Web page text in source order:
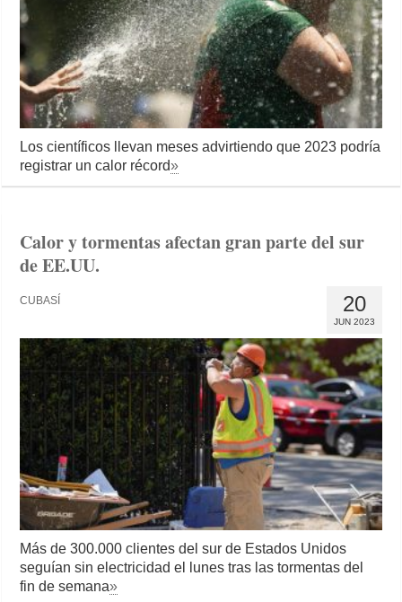
Los científicos llevan meses advirtiendo que 2023 podría
registrar un calor récord»
Calor y tormentas afectan gran parte del sur
de EE.UU.
20
JUN 2023
CUBASÍ
Más de 300.000 clientes del sur de Estados Unidos
seguían sin electricidad el lunes tras las tormentas del
fin de semana»